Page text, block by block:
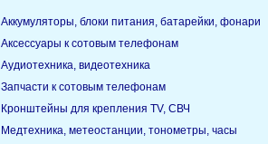
Аккумуляторы, блоки питания, батарейки, фонари
Аксессуары к сотовым телефонам
Аудиотехника, видеотехника
Запчасти к сотовым телефонам
Кронштейны для крепления TV, СВЧ
Медтехника, метеостанции, тонометры, часы